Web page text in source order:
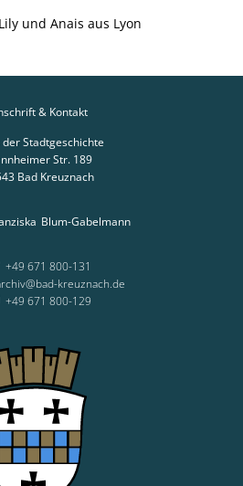
und Anais aus Lyon
& Kontakt
der Stadtgeschichte
Str. 189
Bad Kreuznach
Blum-Gabelmann
+49 671 800-131
kreuznach.de
+49 671 800-129